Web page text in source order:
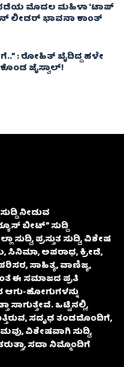
ಮೊದಲ ಮಹಿಳಾ ‘ಟಾಪ್
ಲೀಡರ್ ಭಾವನಾ ಕಾಂತ್
: ರೋಹಿತ್ ಬೈದಿದ್ದ ಹಳೇ
ಜೈಸ್ವಾಲ್!
ನೀಡುವ
ಬೀಟ್” ಸುದ್ದಿ
ಸುದ್ದಿ, ಪ್ರಸ್ತುತ ಸುದ್ದಿ, ವಿಶೇಷ
ಅಪರಾಧ, ಕ್ರೀಡೆ,
ಸಾಹಿತ್ಯ, ವಾಣಿಜ್ಯ,
ಈ ಸಮಾಜದ ಪ್ರತಿ
ಆಗು-ಹೋಗುಗಳನ್ನು
ಒಟ್ಟಿನಲ್ಲಿ,
ಸದೃಢ ತಂಡದೊಂದಿಗೆ,
ವಿಶೇಷವಾಗಿ ಸುದ್ದಿ,
ಸದಾ ನಿಮ್ಮೊಂದಿಗೆ